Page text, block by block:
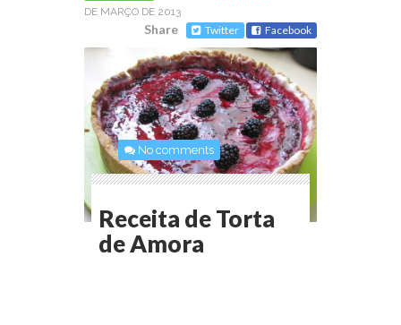
DE MARÇO DE 2013
Share Twitter Facebook
No comments
Receita de Torta
de Amora